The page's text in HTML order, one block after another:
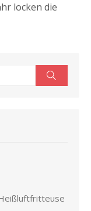
locken die